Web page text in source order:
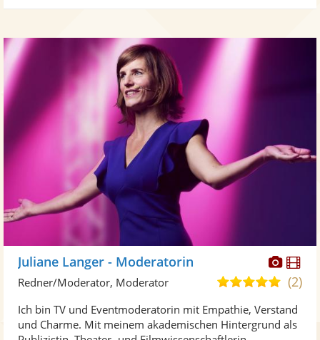
Fotos
Juliane Langer - Moderatorin
4,9
5
(2)
Redner/Moderator, Moderator
Ich bin TV und Eventmoderatorin mit Empathie, Verstand
und Charme. Mit meinem akademischen Hintergrund als